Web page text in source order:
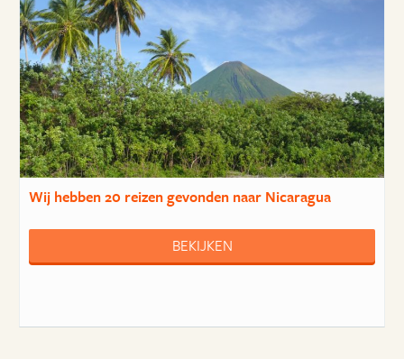
Wij hebben20 reizengevonden naar Nicaragua
BEKIJKEN